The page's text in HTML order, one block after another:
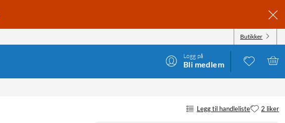
Butikker
Logg på
Bli medlem
Legg til handleliste 2 liker